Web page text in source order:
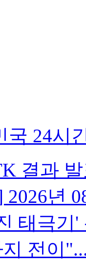
24시
결과
년
태극기'
전이